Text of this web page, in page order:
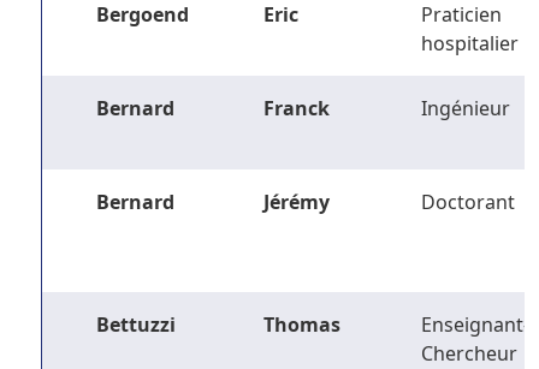
Bergoend Eric
Praticien
hospitalier
Bernard Franck Ingénieur
Bernard Jérémy Doctorant
Bettuzzi Thomas
Enseignant-
Chercheur